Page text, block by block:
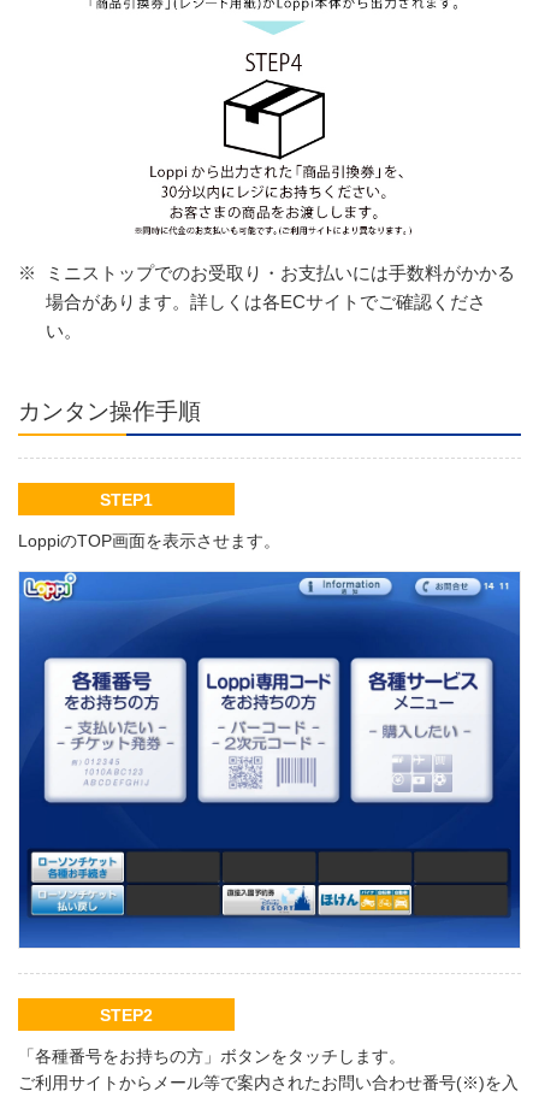
※
ミニストップでのお受取り・お支払いには手数料がかかる
場合があります。詳しくは各ECサイトでご確認くださ
い。
カンタン操作手順
STEP1
LoppiのTOP画面を表示させます。
STEP2
「各種番号をお持ちの方」ボタンをタッチします。
ご利用サイトからメール等で案内されたお問い合わせ番号(※)を入